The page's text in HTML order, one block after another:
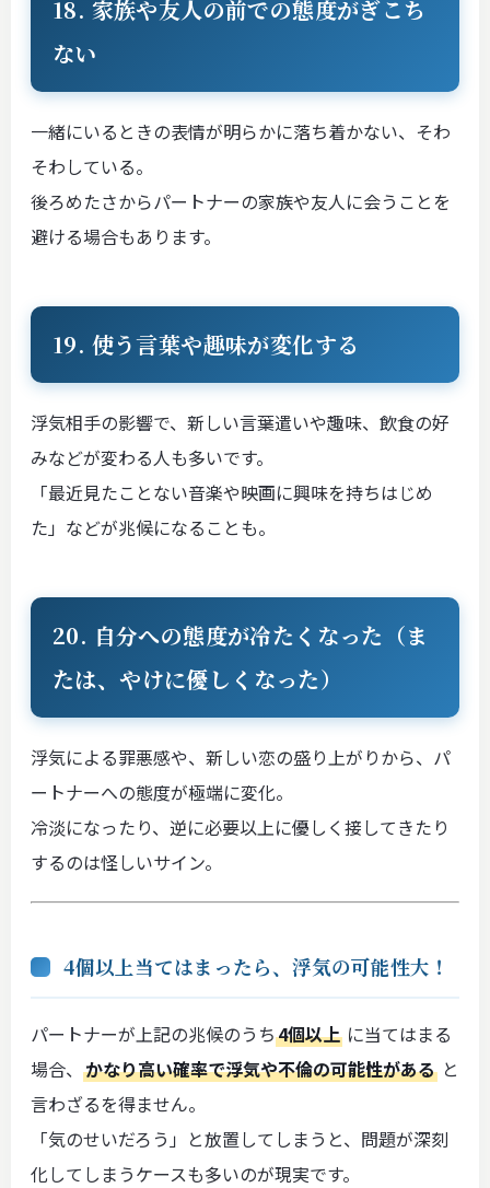
18. 家族や友人の前での態度がぎこち
ない
一緒にいるときの表情が明らかに落ち着かない、そわ
そわしている。
後ろめたさからパートナーの家族や友人に会うことを
避ける場合もあります。
19. 使う言葉や趣味が変化する
浮気相手の影響で、新しい言葉遣いや趣味、飲食の好
みなどが変わる人も多いです。
「最近見たことない音楽や映画に興味を持ちはじめ
た」などが兆候になることも。
20. 自分への態度が冷たくなった（ま
たは、やけに優しくなった）
浮気による罪悪感や、新しい恋の盛り上がりから、パ
ートナーへの態度が極端に変化。
冷淡になったり、逆に必要以上に優しく接してきたり
するのは怪しいサイン。
4個以上当てはまったら、浮気の可能性大！
パートナーが上記の兆候のうち4個以上 に当てはまる
場合、 かなり高い確率で浮気や不倫の可能性がある と
言わざるを得ません。
「気のせいだろう」と放置してしまうと、問題が深刻
化してしまうケースも多いのが現実です。